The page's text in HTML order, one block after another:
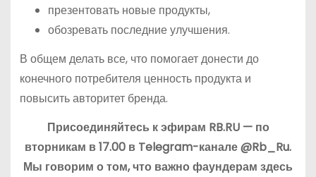
презентовать новые продукты,
обозревать последние улучшения.
В общем делать все, что помогает донести до
конечного потребителя ценность продукта и
повысить авторитет бренда.
Присоединяйтесь к эфирам RB.RU — по
вторникам в 17.00 в Telegram-канале @Rb_Ru.
Мы говорим о том, что важно фаундерам здесь